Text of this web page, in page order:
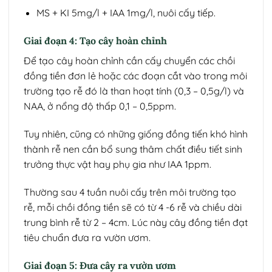
MS + KI 5mg/l + IAA 1mg/l, nuôi cấy tiếp.
Giai đoạn 4: Tạo cây hoàn chỉnh
Để tạo cây hoàn chỉnh cần cấy chuyển các chồi
đồng tiền đơn lẻ hoặc các đoạn cắt vào trong môi
trường tạo rễ đó là than hoạt tính (0,3 – 0,5g/l) và
NAA, ở nổng độ thấp 0,1 – 0,5ppm.
Tuy nhiên, cũng có những giống đồng tiến khó hình
thành rễ nen cần bổ sung thâm chất điều tiết sinh
trưởng thực vật hay phụ gia như IAA 1ppm.
Thường sau 4 tuần nuôi cấy trên môi trường tạo
rễ, mỗi chồi đồng tiền sẽ có từ 4 -6 rễ và chiều dài
trung bình rễ từ 2 – 4cm. Lúc này cây đồng tiền đạt
tiêu chuẩn đưa ra vườn ươm.
Giai đoạn 5: Đưa cây ra vườn ươm